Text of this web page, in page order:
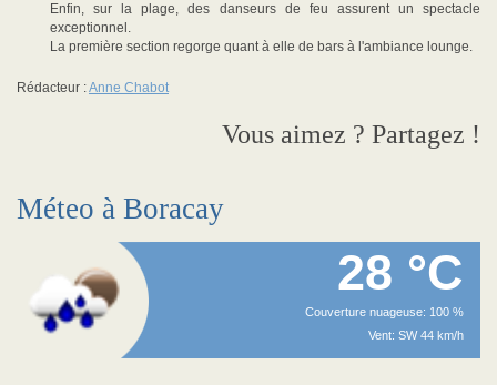
Enfin, sur la plage, des danseurs de feu assurent un spectacle
exceptionnel.
La première section regorge quant à elle de bars à l'ambiance lounge.
Rédacteur :Anne Chabot
Vous aimez ? Partagez !
Méteo à Boracay
28 °C
Couverture nuageuse: 100 %
Vent: SW 44 km/h